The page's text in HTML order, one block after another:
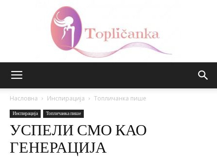
Насловна Инспирација Топличанка пише
Инспирација Топличанка пише
УСПЕЛИ СМО КАО
ГЕНЕРАЦИЈА